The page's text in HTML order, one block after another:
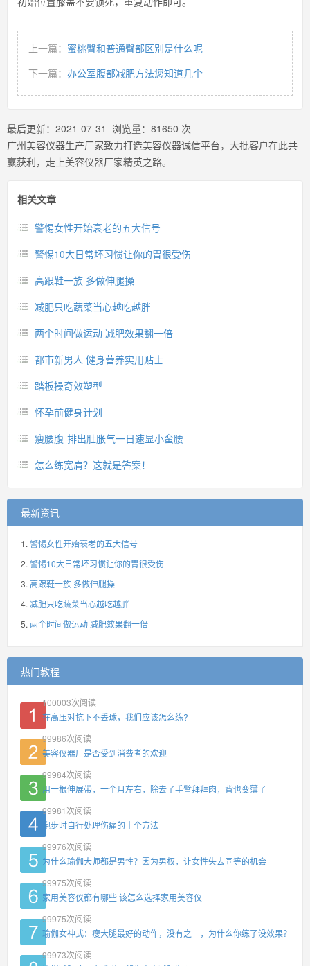
上一篇： 蜜桃臀和普通臀部区别是什么呢
下一篇： 办公室腹部减肥方法您知道几个
最后更新： 2021-07-31 浏览量： 81650 次
广州美容仪器生产厂家致力打造美容仪器诚信平台，大批客户在此共
赢获利，走上美容仪器厂家精英之路。
相关文章
警惕女性开始衰老的五大信号
警惕10大日常坏习惯让你的胃很受伤
高跟鞋一族 多做伸腿操
减肥只吃蔬菜当心越吃越胖
两个时间做运动 减肥效果翻一倍
都市新男人 健身营养实用贴士
踏板操奇效塑型
怀孕前健身计划
瘦腰腹-排出肚胀气一日速显小蛮腰
怎么练宽肩？这就是答案！
最新资讯
警惕女性开始衰老的五大信号
警惕10大日常坏习惯让你的胃很受伤
高跟鞋一族 多做伸腿操
减肥只吃蔬菜当心越吃越胖
两个时间做运动 减肥效果翻一倍
热门教程
100003次阅读
在高压对抗下不丢球，我们应该怎么练?
99986次阅读
美容仪器厂是否受到消费者的欢迎
99984次阅读
用一根伸展带，一个月左右，除去了手臂拜拜肉，背也变薄了
99981 次阅读
跑步时自行处理伤痛的十个方法
99976次阅读
为什么瑜伽大师都是男性？因为男权，让女性失去同等的机会
99975次阅读
家用美容仪都有哪些 该怎么选择家用美容仪
99975次阅读
瑜伽女神式：瘦大腿最好的动作，没有之一，为什么你练了没效果？
99973次阅读